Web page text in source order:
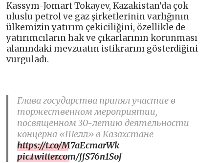
Kassym-Jomart Tokayev, Kazakistan’da çok
uluslu petrol ve gaz şirketlerinin varlığının
ülkemizin yatırım çekiciliğini, özellikle de
yatırımcıların hak ve çıkarlarının korunması
alanındaki mevzuatın istikrarını gösterdiğini
vurguladı.
Глава государства принял участие в
торжественном мероприятии,
посвященном 30-летию деятельности
концерна «Шелл» в Казахстане
https://t.co/M7aEcmarWk
pic.twitter.com/ffS76n1Sof